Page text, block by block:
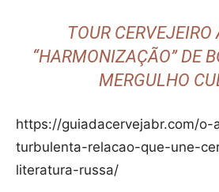
TOUR
“HARMONIZAÇÃO” DE
MERGULHO
https://guiadacervejabr.com/
turbulenta-relacao-que-une-
literatura-russa/